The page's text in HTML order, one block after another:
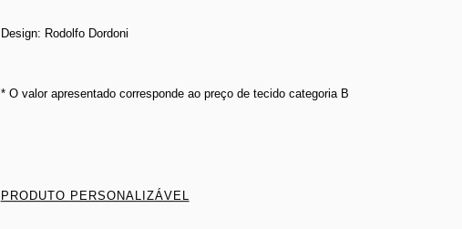
Design: Rodolfo Dordoni
* O valor apresentado corresponde ao preço de tecido categoria B
PRODUTO PERSONALIZÁVEL